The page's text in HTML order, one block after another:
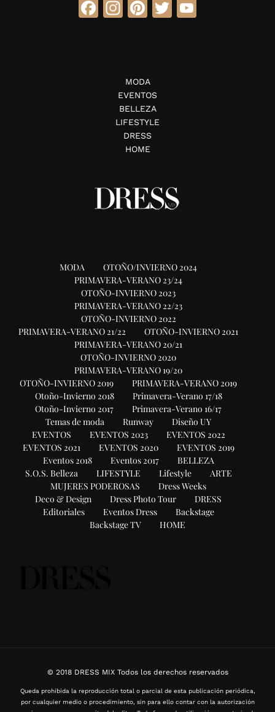
Facebook
Instagram
Pinterest
Twitter
MODA
EVENTOS
BELLEZA
LIFESTYLE
DRESS
HOME
MODA
OTOÑO/INVIERNO 2024
PRIMAVERA-VERANO 23/24
OTOÑO-INVIERNO 2023
PRIMAVERA-VERANO 22/23
OTOÑO-INVIERNO 2022
PRIMAVERA-VERANO 21/22
OTOÑO-INVIERNO 2021
PRIMAVERA-VERANO 20/21
OTOÑO-INVIERNO 2020
PRIMAVERA-VERANO 19/20
OTOÑO-INVIERNO 2019
PRIMAVERA-VERANO 2019
Otoño-Invierno 2018
Primavera-Verano 17/18
Otoño-Invierno 2017
Primavera-Verano 16/17
Temas de moda
Runway
Diseño UY
EVENTOS
EVENTOS 2023
EVENTOS 2022
EVENTOS 2021
EVENTOS 2020
EVENTOS 2019
Eventos 2018
Eventos 2017
BELLEZA
S.O.S. Belleza
LIFESTYLE Lifestyle
ARTE
MUJERES PODEROSAS
Dress Weeks
Deco & Design
Dress Photo Tour
DRESS
Editoriales
Eventos Dress
Backstage
Backstage TV
HOME
© 2018 DRESS MIX Todos los derechos reservados
Queda prohibida la reproducción total o parcial de esta publicación periódica,
por cualquier medio o procedimiento, sin para ello contar con la autorización